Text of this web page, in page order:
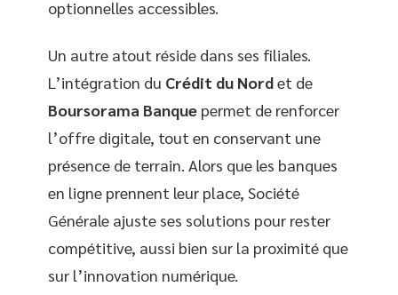
optionnelles accessibles.
Un autre atout réside dans ses filiales.
L’intégration du Crédit du Nordet de
Boursorama Banque permet de renforcer
l’offre digitale, tout en conservant une
présence de terrain. Alors que les banques
en ligne prennent leur place, Société
Générale ajuste ses solutions pour rester
compétitive, aussi bien sur la proximité que
sur l’innovation numérique.